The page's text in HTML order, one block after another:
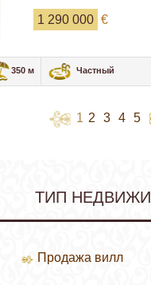
1 290 000 €
350 м Частный
1 2 3 4 5
ТИП
Продажа вилл